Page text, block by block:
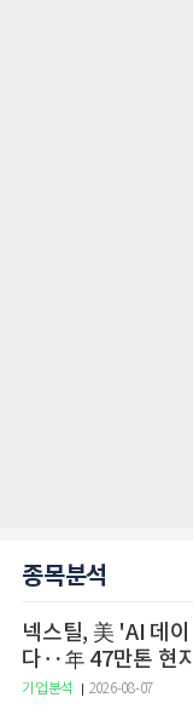
종목분석
넥스틸, 美 'AI 데
다‥年 47만톤 현
기업분석 2026-08-07